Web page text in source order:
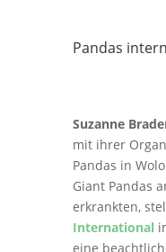
Pandas
Suzanne
mit ihrer
Pandas in
Giant Pandas
erkrankten,
International
eine